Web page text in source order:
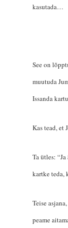
kasutada…
See on
muutuda
Issanda
Kas tead, et
Ta ütles:
kartke teda,
Teise
peame